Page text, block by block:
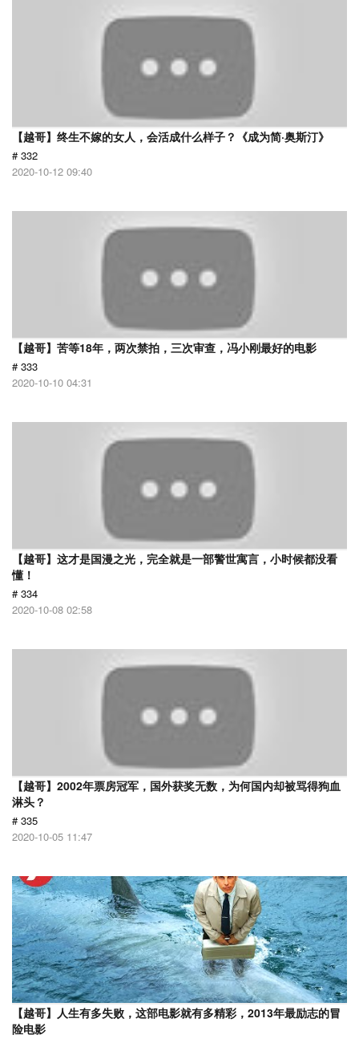
【越哥】终生不嫁的女人，会活成什么样子？《成为简·奥斯汀》
# 332
2020-10-12 09:40
【越哥】苦等18年，两次禁拍，三次审查，冯小刚最好的电影
# 333
2020-10-10 04:31
【越哥】这才是国漫之光，完全就是一部警世寓言，小时候都没看
懂！
# 334
2020-10-08 02:58
【越哥】2002年票房冠军，国外获奖无数，为何国内却被骂得狗血
淋头？
# 335
2020-10-05 11:47
【越哥】人生有多失败，这部电影就有多精彩，2013年最励志的冒
险电影